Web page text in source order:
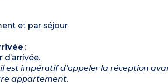
et par séjour
:
d’arrivée.
il est impératif d’appeler la réception
appartement.